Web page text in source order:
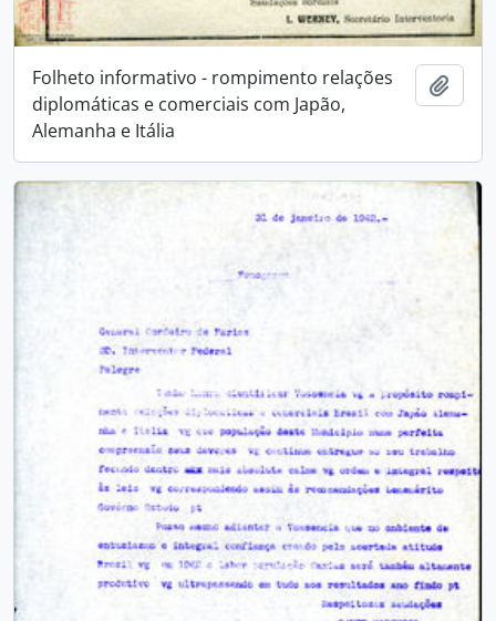
Folheto informativo - rompimento relações
diplomáticas e comerciais com Japão,
Alemanha e Itália